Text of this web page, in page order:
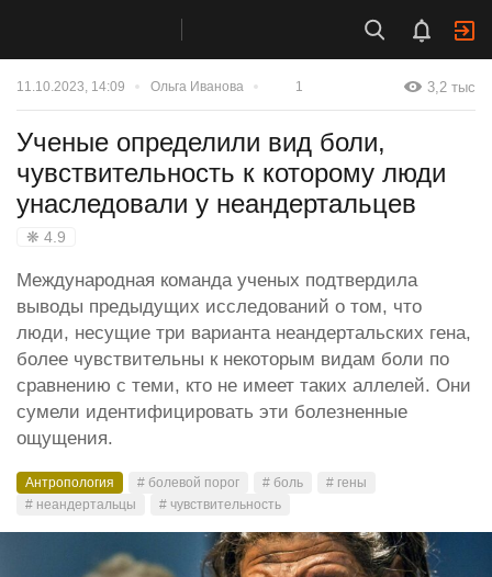
11.10.2023, 14:09 Ольга Иванова 1 3,2 тыс
Ученые определили вид боли,
чувствительность к которому люди
унаследовали у неандертальцев
❋ 4.9
Международная команда ученых подтвердила
выводы предыдущих исследований о том, что
люди, несущие три варианта неандертальских гена,
более чувствительны к некоторым видам боли по
сравнению с теми, кто не имеет таких аллелей. Они
сумели идентифицировать эти болезненные
ощущения.
Антропология # болевой порог # боль
# гены
# неандертальцы
# чувствительность